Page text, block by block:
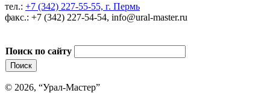
тел.: +7 (342) 227-55-55, г. Пермь
факс.: +7 (342) 227-54-54, info@ural-master.ru
Поиск по сайту
© 2026, “Урал-Мастер”